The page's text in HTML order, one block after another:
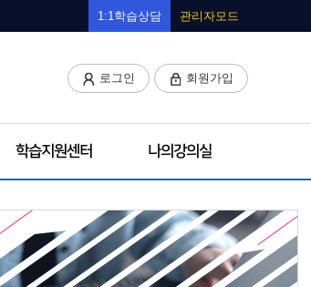
관리자모드
1:1학습상담
로그인 회원가입
학습지원센터 나의강의실